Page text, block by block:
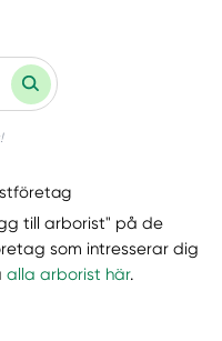
till arborist" på de
som intresserar dig
alla arborist här.